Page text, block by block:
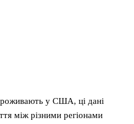
у США, ці дані
між різними регіонами